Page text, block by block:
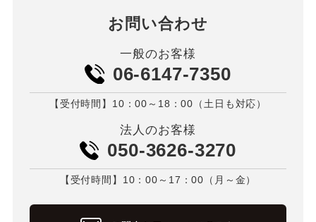
お問い合わせ
一般のお客様
06-6147-7350
【受付時間】10：00～18：00（土日も対応）
法人のお客様
050-3626-3270
【受付時間】10：00～17：00（月～金）